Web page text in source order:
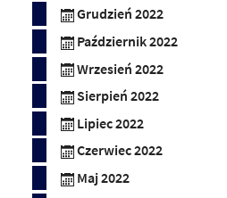
Grudzień 2022
Październik 2022
Wrzesień 2022
Sierpień 2022
Lipiec 2022
Czerwiec 2022
Maj 2022